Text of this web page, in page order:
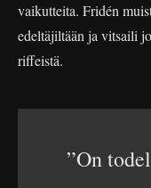
vaikutteita. Fridén
edeltäjiltään ja vitsaili
riffeistä.
”On